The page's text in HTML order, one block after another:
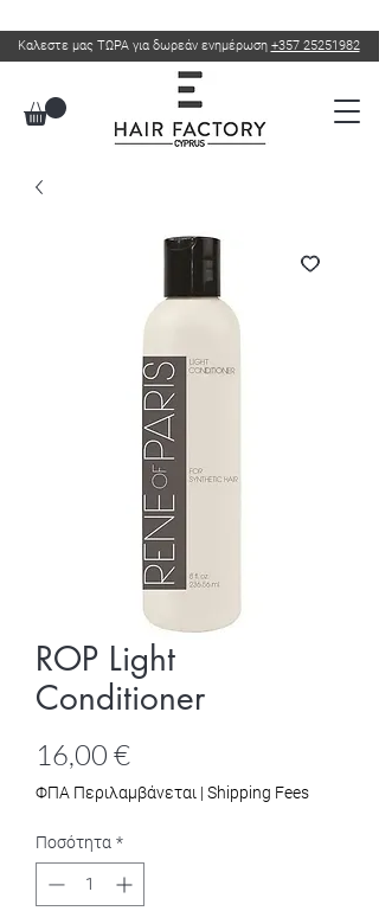
Καλεστε μας ΤΩΡΑ για δωρεάν ενημέρωση +357 25251982
ROP Light
Conditioner
16,00 €Τιμή
ΦΠΑ Περιλαμβάνεται | Shipping Fees
Ποσότητα *